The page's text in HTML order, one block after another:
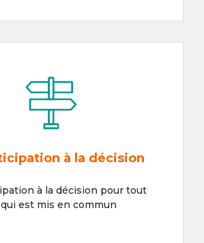
à la décision
à la décision pour tout
est mis en commun